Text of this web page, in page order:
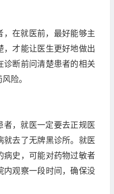
，在就医前，最好能够主
，才能让医生更好地做出
诊断前问清楚患者的相关
险。
者，就医一定要去正规医
就去了无牌黑诊所。就医
病史，可能对药物过敏者
内观察一段时间，确保没